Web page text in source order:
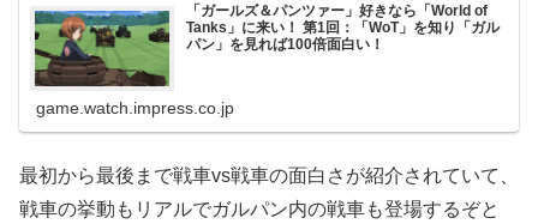
「ガールズ＆パンツァー」好きなら「World of
Tanks」に来い！ 第1回：「WoT」を知り「ガル
パン」を見れば100倍面白い！
game.watch.impress.co.jp
最初から最後まで戦車vs戦車の面白さが紹介されていて、
戦車の挙動もリアルでガルパン内の戦車も登場するぞと